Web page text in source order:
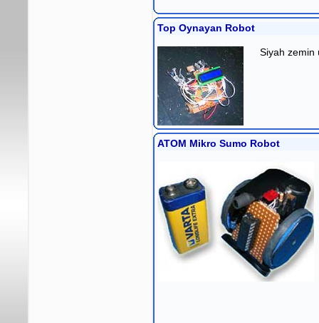
Top Oynayan Robot
Siyah zemin
ATOM Mikro Sumo Robot